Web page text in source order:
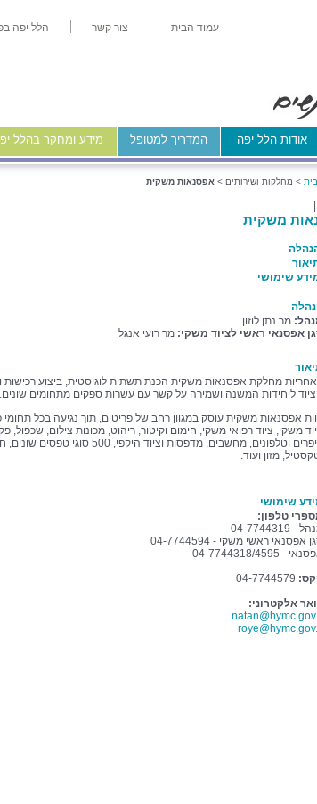
עמוד הבית צור קשר הלל יפה
אודות הלל יפה המדריך למטופל מידע ומחקר בהלל
> מחלקות ושירותים > אפסנאות משקית
משקית
שימושי
מר נתן לוזון
אפסנאי ראשי לציוד משקי: מר רועי אנגל
מחלקת אפסנאות משקית הכנת תשתית לוגיסטית, ביצוע רכישות
ליחידות המשנה ושמירה על קשר עם עשרות ספקים מתחומים שונים.
אפסנאות משקית עוסק במגוון רחב של פריטים, תוך נגיעה בכל תחומי
משקי, ציוד רפואי משקי, חימום וקיטור, ריהוט, מכונות צילום, שכפול,
ביפרים וטלפונים, מחשבים, מדפסות וציוד היקפי,
מזון ועוד.
שימושי
טלפון:
- 04-7744319
אפסנאי ראשי משקי - 04-7744594
- 04-7744318/4595
אלקטרוני: